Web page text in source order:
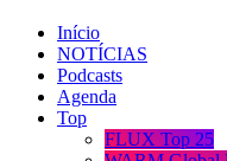
Início
NOTÍCIAS
Podcasts
Agenda
Top
FLUX Top 25